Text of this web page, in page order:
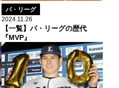
パ・リーグ
2024.11.26
【一覧】パ・リーグの歴代
『MVP』